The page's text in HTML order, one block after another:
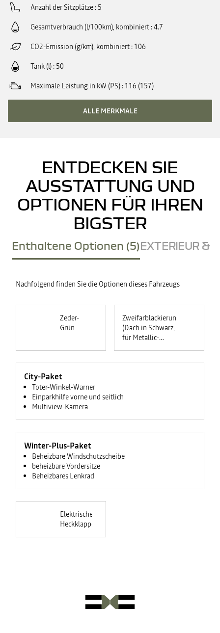
Anzahl der Sitzplätze 5
Gesamtverbrauch (l/100km), kombiniert 4.7
CO2-Emission (g/km), kombiniert 106
Tank (l) 50
Maximale Leistung in kW (PS) 116 (157)
ALLE MERKMALE
ENTDECKEN SIE
AUSSTATTUNG UND
OPTIONEN FÜR IHREN
BIGSTER
Enthaltene Optionen (5)EXTERIEUR &
Nachfolgend finden Sie die Optionen dieses Fahrzeugs
Zeder-
Grün
Zweifarblackierung
(Dach in Schwarz,
für Metallic-
City-Paket
Toter-Winkel-Warner
Einparkhilfe vorne und seitlich
Multiview-Kamera
Winter-Plus-Paket
Beheizbare Windschutzscheibe
beheizbare Vordersitze
Beheizbares Lenkrad
Elektrische
Heckklappe